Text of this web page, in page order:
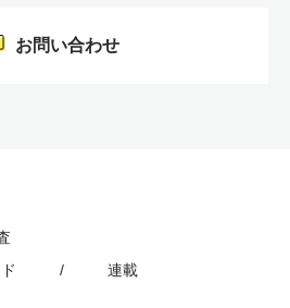
お問い合わせ
/ 連載